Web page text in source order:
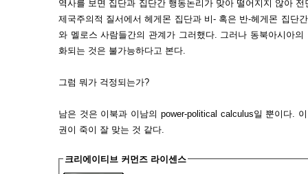
역사를 보면 집단과 집단간 행동논리가 맞아 떨어지지 않아
제국주의적 질서에서 헤게몬 집단과 비- 혹은 반-헤게몬 집단
와 멜로스 사람들간의 관계가 그러했다. 그러나 동북아시아
화되는 것은 불가능하다고 본다.
그럼 뭐가 걱정되는가?
남은 것은 이북과 이남의 power-political calculus일 뿐이다.
권이 죽이 잘 맞는 것 같다.
크리에이티브 커먼즈 라이센스